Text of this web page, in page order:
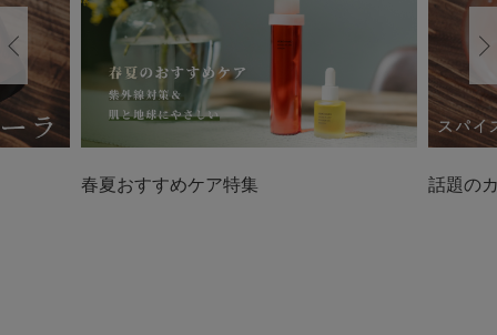
Previous
春夏おすすめケア特集 話題の